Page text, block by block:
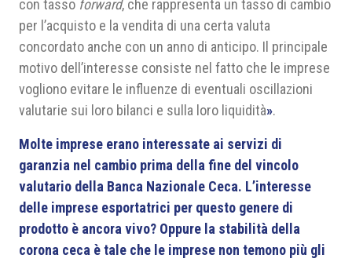
con tasso forward, che rappresenta un tasso di cambio
per l’acquisto e la vendita di una certa valuta
concordato anche con un anno di anticipo. Il principale
motivo dell’interesse consiste nel fatto che le imprese
vogliono evitare le influenze di eventuali oscillazioni
valutarie sui loro bilanci e sulla loro liquidità».
Molte imprese erano interessate ai servizi di
garanzia nel cambio prima della fine del vincolo
valutario della Banca Nazionale Ceca. L’interesse
delle imprese esportatrici per questo genere di
prodotto è ancora vivo? Oppure la stabilità della
corona ceca è tale che le imprese non temono più gli